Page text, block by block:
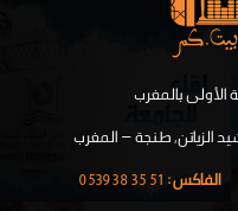
الأولى بالمغرب
الزياتن, طنجة – المغرب
الفاكس: